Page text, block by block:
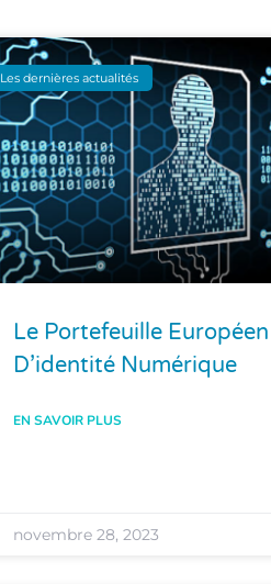
Les dernières actualités
Le Portefeuille Européen
D’identité Numérique
EN SAVOIR PLUS
novembre 28, 2023